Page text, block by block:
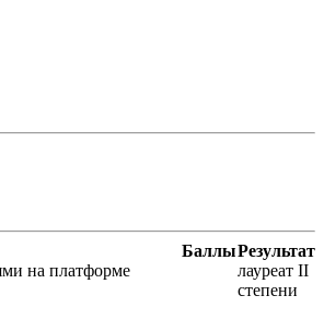
БаллыРезультат
на платформе
лауреат II
степени